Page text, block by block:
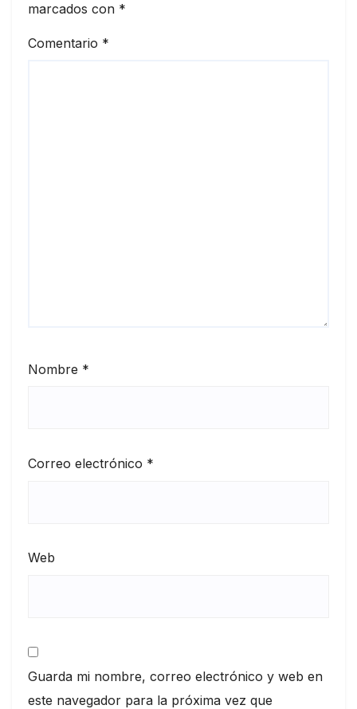
marcados con *
Comentario *
Nombre *
Correo electrónico *
Web
Guarda mi nombre, correo electrónico y web en
este navegador para la próxima vez que